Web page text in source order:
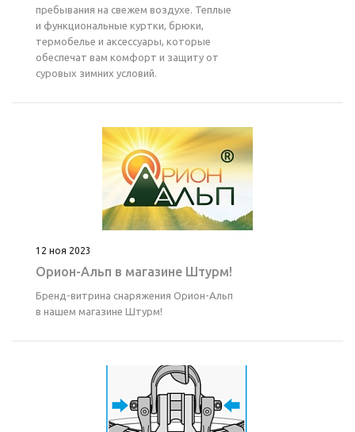
пребывания на свежем воздухе. Теплые
и функциональные куртки, брюки,
термобелье и аксессуары, которые
обеспечат вам комфорт и защиту от
суровых зимних условий.
12 ноя 2023
Орион-Альп в магазине Штурм!
Бренд-витрина снаряжения Орион-Альп
в нашем магазине Штурм!